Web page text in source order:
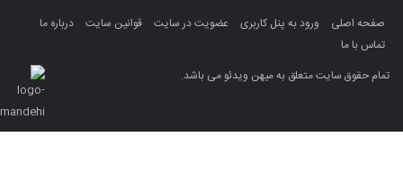
صفحه اصلی ورود به پنل کاربری عضویت در سایت قوانین سایت
درباره ما
تماس با ما
تمام حقوق سایت متعلق به میهن ویدئو می باشد.